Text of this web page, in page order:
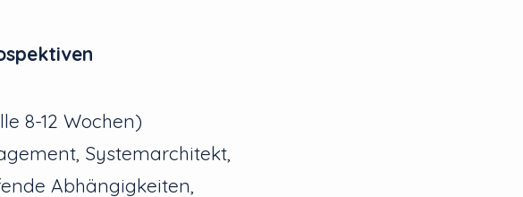
8-12 Wochen)
Systemarchitekt,
Abhängigkeiten,